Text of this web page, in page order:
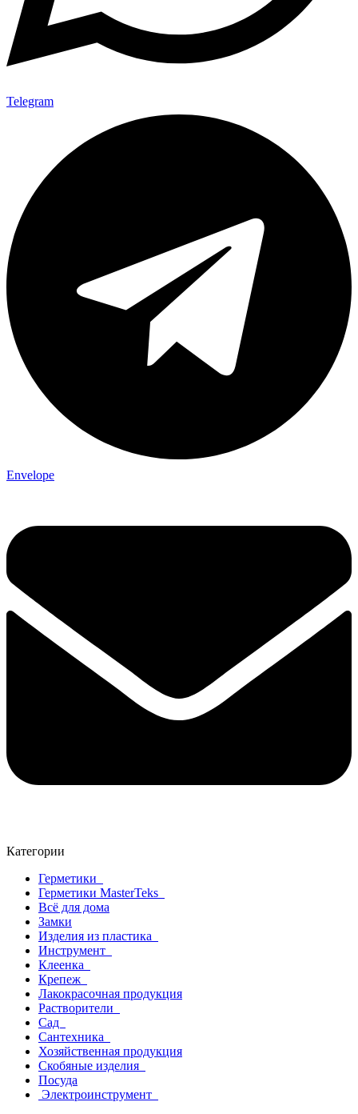
Telegram
Envelope
Категории
Герметики
Герметики MasterTeks
Всё для дома
Замки
Изделия из пластика
Инструмент
Клеенка
Крепеж
Лакокрасочная продукция
Растворители
Сад
Сантехника
Хозяйственная продукция
Скобяные изделия
Посуда
Электроинструмент